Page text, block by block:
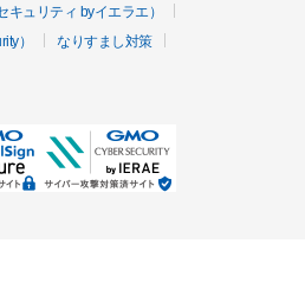
ュリティ byイエラエ）
）
なりすまし対策